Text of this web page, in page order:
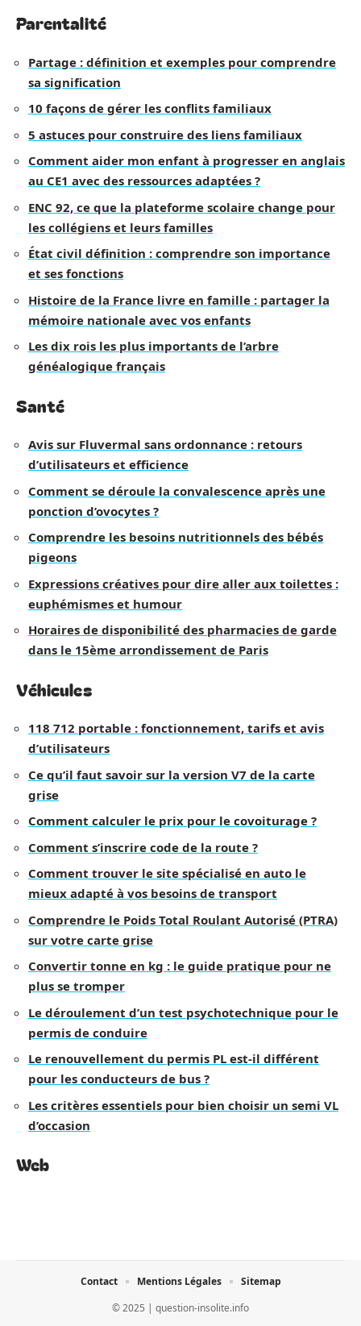
Parentalité
Partage : définition et exemples pour comprendre
sa signification
10 façons de gérer les conflits familiaux
5 astuces pour construire des liens familiaux
Comment aider mon enfant à progresser en anglais
au CE1 avec des ressources adaptées ?
ENC 92, ce que la plateforme scolaire change pour
les collégiens et leurs familles
État civil définition : comprendre son importance
et ses fonctions
Histoire de la France livre en famille : partager la
mémoire nationale avec vos enfants
Les dix rois les plus importants de l’arbre
généalogique français
Santé
Avis sur Fluvermal sans ordonnance : retours
d’utilisateurs et efficience
Comment se déroule la convalescence après une
ponction d’ovocytes ?
Comprendre les besoins nutritionnels des bébés
pigeons
Expressions créatives pour dire aller aux toilettes :
euphémismes et humour
Horaires de disponibilité des pharmacies de garde
dans le 15ème arrondissement de Paris
Véhicules
118 712 portable : fonctionnement, tarifs et avis
d’utilisateurs
Ce qu’il faut savoir sur la version V7 de la carte
grise
Comment calculer le prix pour le covoiturage ?
Comment s’inscrire code de la route ?
Comment trouver le site spécialisé en auto le
mieux adapté à vos besoins de transport
Comprendre le Poids Total Roulant Autorisé (PTRA)
sur votre carte grise
Convertir tonne en kg : le guide pratique pour ne
plus se tromper
Le déroulement d’un test psychotechnique pour le
permis de conduire
Le renouvellement du permis PL est-il différent
pour les conducteurs de bus ?
Les critères essentiels pour bien choisir un semi VL
d’occasion
Web
© 2025 | question-insolite.info
Contact Mentions Légales Sitemap